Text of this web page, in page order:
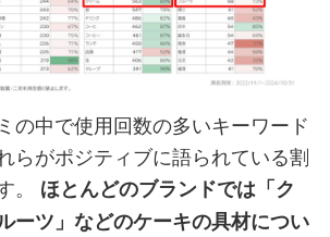
の中で使用回数の多いキーワード
らがポジティブに語られている割
。 ほとんどのブランドでは「ク
ーツ」などのケーキの具材につい